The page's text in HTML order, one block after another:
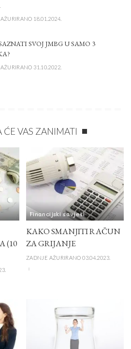
18.01.2024.
SVOJ JMBG U SAMO 3
31.10.2022.
VAS ZANIMATI
(10
Financijski savjeti
KAKO SMANJITI RAČUN
ZA GRIJANJE
ZADNJE AŽURIRANO 03.04.2023.